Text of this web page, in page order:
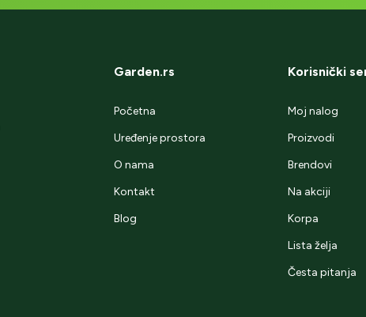
Garden.rs
Početna
Uređenje prostora
O nama
Kontakt
Blog
Korisnički
Moj nalog
Proizvodi
Brendovi
Na akciji
Korpa
Lista želja
Česta pitanja